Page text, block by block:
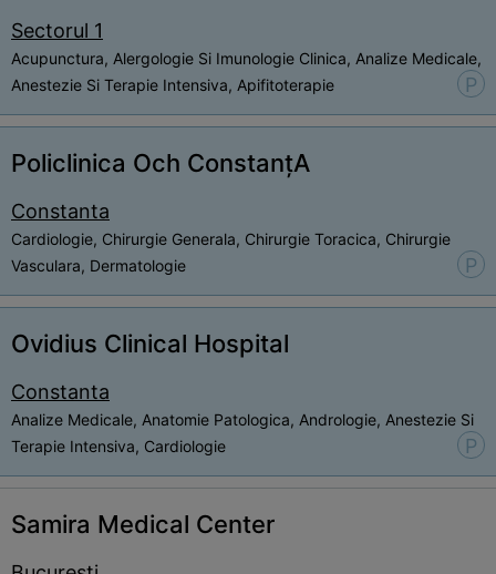
Sectorul 1
Acupunctura, Alergologie Si Imunologie Clinica, Analize Medicale,
Anestezie Si Terapie Intensiva, Apifitoterapie
P
Policlinica Och ConstanțA
Constanta
Cardiologie, Chirurgie Generala, Chirurgie Toracica, Chirurgie
Vasculara, Dermatologie
P
Ovidius Clinical Hospital
Constanta
Analize Medicale, Anatomie Patologica, Andrologie, Anestezie Si
Terapie Intensiva, Cardiologie
P
Samira Medical Center